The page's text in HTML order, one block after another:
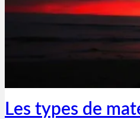
Les types de